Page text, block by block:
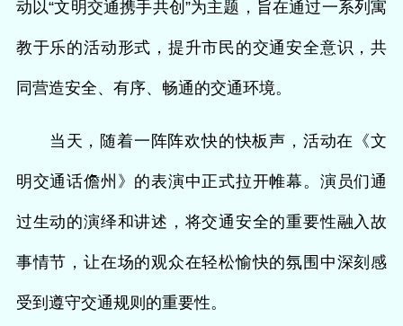
动以“文明交通携手共创”为主题，旨在通过一系列寓
教于乐的活动形式，提升市民的交通安全意识，共
同营造安全、有序、畅通的交通环境。
当天，随着一阵阵欢快的快板声，活动在《文
明交通话儋州》的表演中正式拉开帷幕。演员们通
过生动的演绎和讲述，将交通安全的重要性融入故
事情节，让在场的观众在轻松愉快的氛围中深刻感
受到遵守交通规则的重要性。